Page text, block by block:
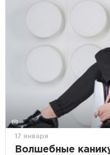
17 января
Волшебные